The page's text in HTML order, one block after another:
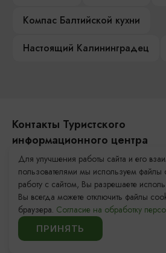
Компас Балтийской кухни
Настоящий Калининградец
Контакты Туристского
информационного центра
Площадь Победы, 1
+7 (4012) 555-200
8 (800) 200-55-39
info@visit-
Для улучшения работы сайта и его
пользователями мы используем
работу с сайтом, Вы разрешаете
Вы всегда можете отключить файлы
браузера. Согласие на обработку
ПРИНЯТЬ